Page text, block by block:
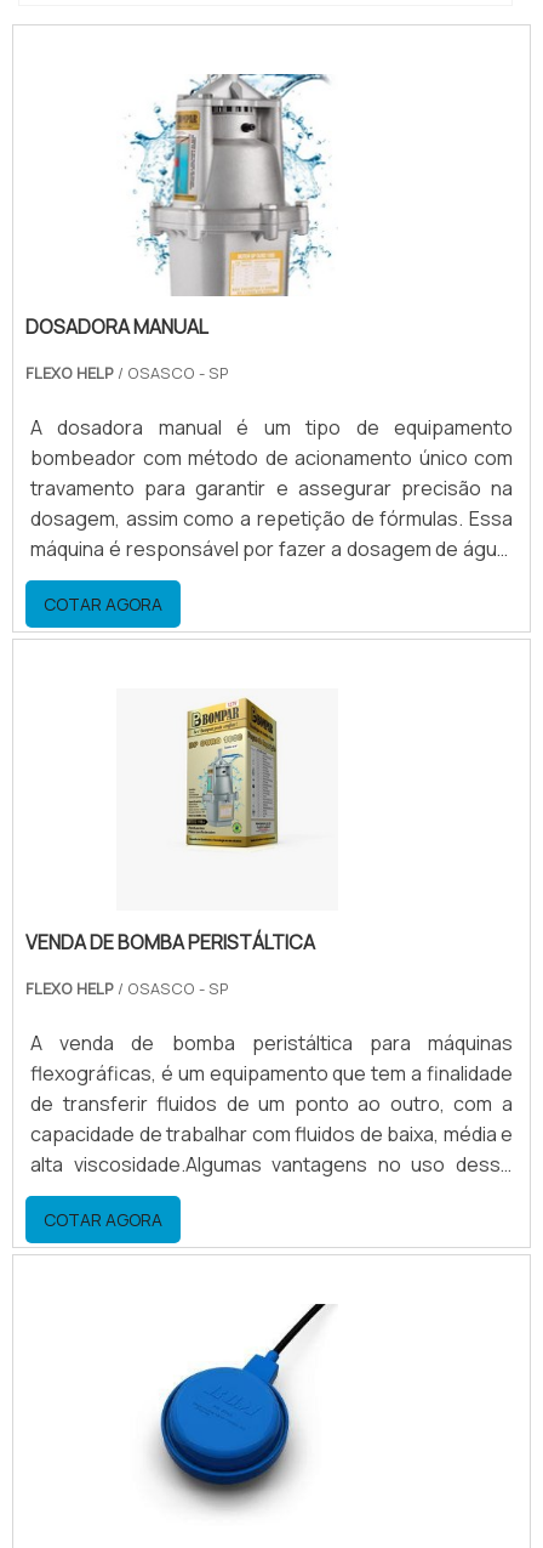
DOSADORA MANUAL
FLEXO HELP / OSASCO - SP
A dosadora manual é um tipo de equipamento
bombeador com método de acionamento único com
travamento para garantir e assegurar precisão na
dosagem, assim como a repetição de fórmulas. Essa
máquina é responsável por fazer a dosagem de água,
cloro e diversos outros produtos químicos, sendo
muito usada no setor industrial, além de estar
presente também em estações de tratamento de
produto possui uma série de versões disponíveis no
mercado.Dosadoras ma.
COTAR AGORA
VENDA DE BOMBA PERISTÁLTICA
FLEXO HELP / OSASCO - SP
A venda de bomba peristáltica para máquinas
flexográficas, é um equipamento que tem a finalidade
de transferir fluidos de um ponto ao outro, com a
capacidade de trabalhar com fluidos de baixa, média e
alta viscosidade.Algumas vantagens no uso desse
equipamento Economia de energia; Economia de
solventes; Economia de tintas; Agilidade na limpeza e
preparação. Conhecendo mais sobre a venda de
grande economia, para tintas a base de solvente,
COTAR AGORA